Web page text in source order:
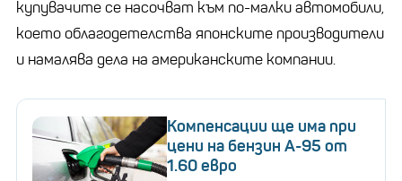
купувачите се насочват към по-малки автомобили,
което облагодетелства японските производители
и намалява дела на американските компании.
Компенсации ще има при
цени на бензин А-95 от
1.60 евро